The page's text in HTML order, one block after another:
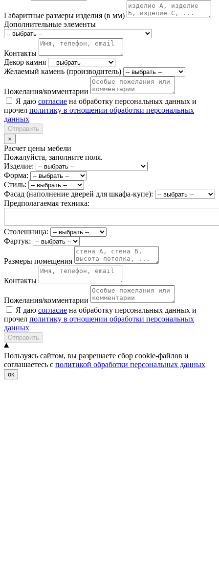
Габаритные размеры изделия (в мм)
Дополнительные элементы
Контакты
Декор камня
Желаемый камень (производитель)
Пожелания/комментарии
Я даю согласие на обработку персональных данных и
прочел политику в отношении обработки персональных
данных
Отправить
×
Расчет цены мебели
Пожалуйста, заполните поля.
Изделие:
Форма:
Стиль:
Фасад (наполнение дверей для шкафа-купе):
Предполагаемая техника:
Столешница:
Фартук:
Размеры помещения
Контакты
Пожелания/комментарии
Я даю согласие на обработку персональных данных и
прочел политику в отношении обработки персональных
данных
Отправить
Пользуясь сайтом, вы разрешаете сбор cookie-файлов и
соглашаетесь с политикой обработки персональных данных
ок